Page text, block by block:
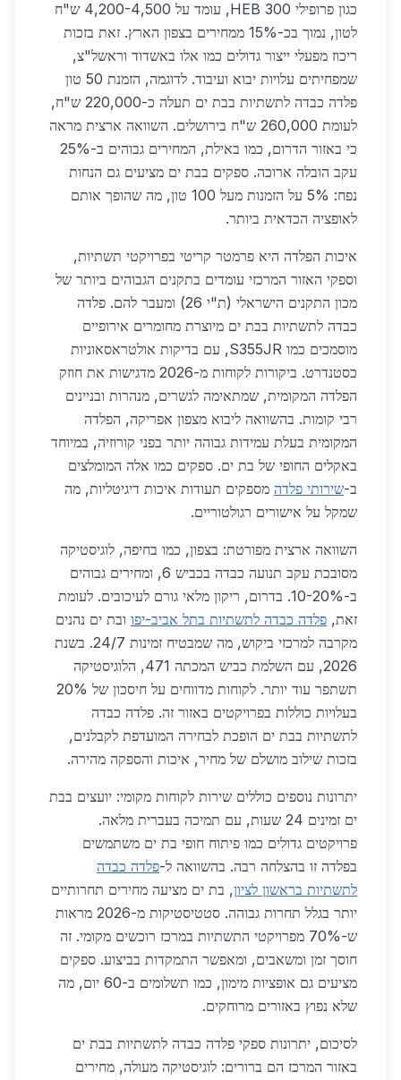
כגון פרופילי HEB 300, עומד על 4,200-4,500 ש"ח
לטון, נמוך בכ-15% ממחירים בצפון הארץ. זאת בזכות
ריכוז מפעלי ייצור גדולים כמו אלו באשדוד וראשל"צ,
שמפחיתים עלויות יבוא ועיבוד. לדוגמה, הזמנת 50 טון
פלדה כבדה לתשתיות בבת ים תעלה כ-220,000 ש"ח,
לעומת 260,000 ש"ח בירושלים. השוואה ארצית מראה
כי באזור הדרום, כמו באילת, המחירים גבוהים ב-25%
עקב הובלה ארוכה. ספקים בבת ים מציעים גם הנחות
נפח: 5% על הזמנות מעל 100 טון, מה שהופך אותם
לאופציה הכדאית ביותר.
איכות הפלדה היא פרמטר קריטי בפרויקטי תשתיות,
וספקי האזור המרכזי עומדים בתקנים הגבוהים ביותר של
מכון התקנים הישראלי (ת"י 26) ומעבר להם. פלדה
כבדה לתשתיות בבת ים מיוצרת מחומרים אירופיים
מוסמכים כמו S355JR, עם בדיקות אולטראסאוניות
כסטנדרט. ביקורות לקוחות מ-2026 מדגישות את חוזק
הפלדה המקומית, שמתאימה לגשרים, מנהרות ובניינים
רבי קומות. בהשוואה ליבוא מצפון אפריקה, הפלדה
המקומית בעלת עמידות גבוהה יותר בפני קורוזיה, במיוחד
באקלים החופי של בת ים. ספקים כמו אלה המומלצים
ב-שירותי פלדה מספקים תעודות איכות דיגיטליות, מה
שמקל על אישורים רגולטוריים.
השוואה ארצית מפורטת: בצפון, כמו בחיפה, לוגיסטיקה
מסובכת עקב תנועה כבדה בכביש 6, ומחירים גבוהים
ב-10-20%. בדרום, ריקון מלאי גורם לעיכובים. לעומת
זאת, פלדה כבדה לתשתיות בתל אביב-יפו ובת ים נהנים
מקרבה למרכזי ביקוש, מה שמבטיח זמינות 24/7. בשנת
2026, עם השלמת כביש המכתה 471, הלוגיסטיקה
תשתפר עוד יותר. לקוחות מדווחים על חיסכון של 20%
בעלויות כוללות בפרויקטים באזור זה. פלדה כבדה
לתשתיות בבת ים הופכת לבחירה המועדפת לקבלנים,
בזכות שילוב מושלם של מחיר, איכות והספקה מהירה.
יתרונות נוספים כוללים שירות לקוחות מקומי: יועצים בבת
ים זמינים 24 שעות, עם תמיכה בעברית מלאה.
פרויקטים גדולים כמו פיתוח חופי בת ים משתמשים
בפלדה זו בהצלחה רבה. בהשוואה ל-פלדה כבדה
לתשתיות בראשון לציון, בת ים מציעה מחירים תחרותיים
יותר בגלל תחרות גבוהה. סטטיסטיקות מ-2026 מראות
ש-70% מפרויקטי התשתיות במרכז רוכשים מקומי. זה
חוסך זמן ומשאבים, ומאפשר התמקדות בביצוע. ספקים
מציעים גם אופציות מימון, כמו תשלומים ב-60 יום, מה
שלא נפוץ באזורים מרוחקים.
לסיכום, יתרונות ספקי פלדה כבדה לתשתיות בבת ים
באזור המרכז הם ברורים: לוגיסטיקה מעולה, מחירים